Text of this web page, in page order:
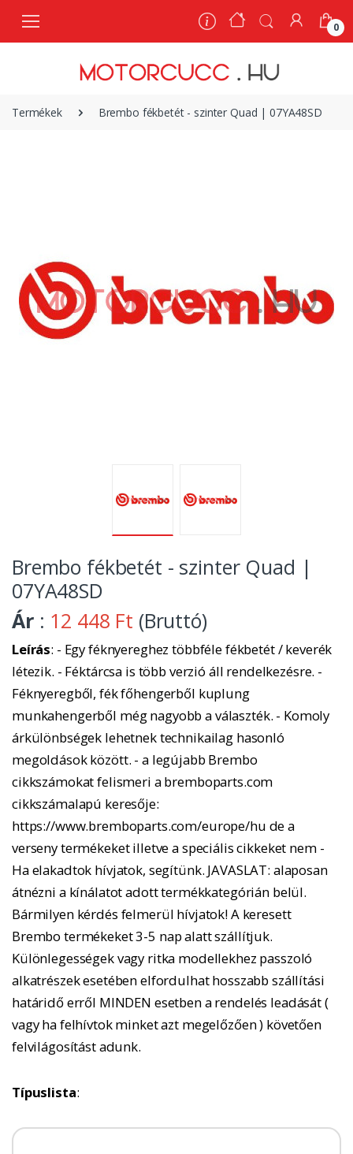
0
Termékek Brembo fékbetét - szinter Quad | 07YA48SD
Brembo fékbetét - szinter Quad |
07YA48SD
Ár : 12 448 Ft (Bruttó)
Leírás: - Egy féknyereghez többféle fékbetét / keverék
létezik. - Féktárcsa is több verzió áll rendelkezésre. -
Féknyeregből, fék főhengerből kuplung
munkahengerből még nagyobb a választék. - Komoly
árkülönbségek lehetnek technikailag hasonló
megoldások között. - a legújabb Brembo
cikkszámokat felismeri a bremboparts.com
cikkszámalapú keresője:
https://www.bremboparts.com/europe/hu de a
verseny termékeket illetve a speciális cikkeket nem -
Ha elakadtok hívjatok, segítünk. JAVASLAT: alaposan
átnézni a kínálatot adott termékkategórián belül.
Bármilyen kérdés felmerül hívjatok! A keresett
Brembo termékeket 3-5 nap alatt szállítjuk.
Különlegességek vagy ritka modellekhez passzoló
alkatrészek esetében elfordulhat hosszabb szállítási
határidő erről MINDEN esetben a rendelés leadását (
vagy ha felhívtok minket azt megelőzően ) követően
felvilágosítást adunk.
Típuslista:
0